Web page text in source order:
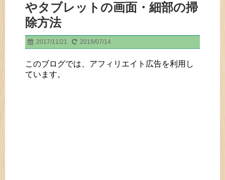
やタブレットの画面・細部の掃
除方法
2017/11/21 2018/07/14
このブログでは、アフィリエイト広告を利用し
ています。